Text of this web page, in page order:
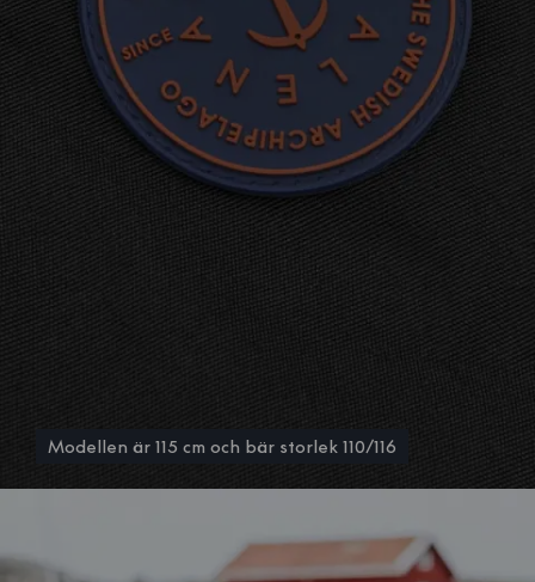
Modellen är 115 cm och bär storlek 110/116